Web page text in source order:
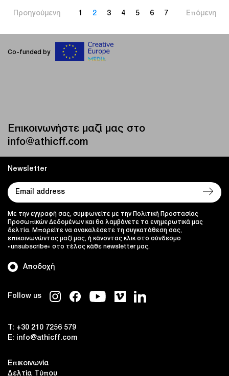
Προηγούμενη 1 2 3 4 5 6 7 Επόμενη
Co-funded by
Επικοινωνήστε μαζί μας στο
info@athicff.com
Follow us
T: +30 210 7256 579
E: info@athicff.com
Επικοινωνία
Δελτία Τύπου
Newsletter
Αποδοχή
Με την εγγραφή σας, συμφωνείτε με την Πολιτική Προστασίας
Προσωπικών Δεδομένων και θα λαμβάνετε τα ενημερωτικά μας
δελτία. Μπορείτε να ανακαλέσετε τη συγκατάθεση σας,
επικοινωνώντας μαζί μας, ή κάνοντας κλικ στο σύνδεσμο
«unsubscribe» στο τέλος κάθε newsletter μας.